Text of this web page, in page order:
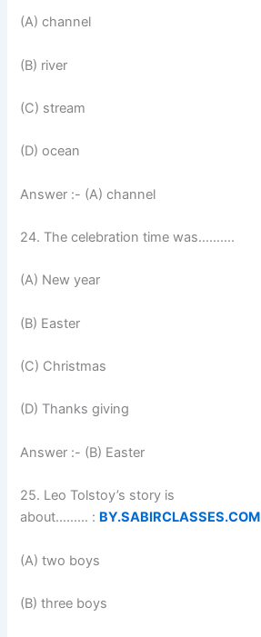
(A) channel
(B) river
(C) stream
(D) ocean
Answer :- (A) channel
24. The celebration time was……….
(A) New year
(B) Easter
(C) Christmas
(D) Thanks giving
Answer :- (B) Easter
25. Leo Tolstoy’s story is
about……… : BY.SABIRCLASSES.COM
(A) two boys
(B) three boys